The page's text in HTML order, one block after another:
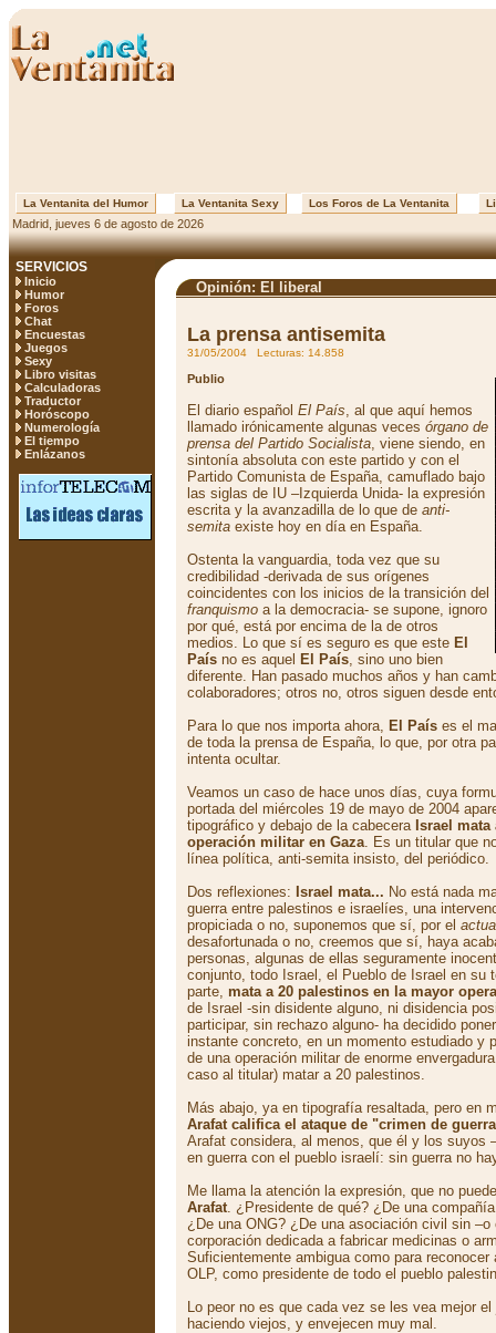
La Ventanita del Humor La Ventanita Sexy Los Foros de La Ventanita
Madrid, jueves 6 de agosto de 2026
SERVICIOS
Inicio
Humor
Foros
Chat
Encuestas
Juegos
Sexy
Libro visitas
Calculadoras
Traductor
Horóscopo
Numerología
El tiempo
Enlázanos
Opinión: El liberal
La prensa antisemita
31/05/2004 Lecturas: 14.858
Publio
El diario español El País, al que aquí hemos
llamado irónicamente algunas veces órgano de
prensa del Partido Socialista, viene siendo, en
sintonía absoluta con este partido y con el
Partido Comunista de España, camuflado bajo
las siglas de IU –Izquierda Unida- la expresión
escrita y la avanzadilla de lo que de anti-
semita existe hoy en día en España.
Ostenta la vanguardia, toda vez que su
credibilidad -derivada de sus orígenes
coincidentes con los inicios de la transición del
franquismo a la democracia- se supone, ignoro
por qué, está por encima de la de otros
medios. Lo que sí es seguro es que este El
País no es aquel El País, sino uno bien
diferente. Han pasado muchos años y han
colaboradores; otros no, otros siguen desde
Para lo que nos importa ahora, El País es el
de toda la prensa de España, lo que, por otra
intenta ocultar.
Veamos un caso de hace unos días, cuya
portada del miércoles 19 de mayo de 2004
tipográfico y debajo de la cabecera Israel
operación militar en Gaza. Es un titular que
línea política, anti-semita insisto, del periódico.
Dos reflexiones: Israel mata... No está nada
guerra entre palestinos e israelíes, una
propiciada o no, suponemos que sí, por el
desafortunada o no, creemos que sí, haya
personas, algunas de ellas seguramente
conjunto, todo Israel, el Pueblo de Israel en su
parte, mata a 20 palestinos en la mayor
de Israel -sin disidente alguno, ni disidencia
participar, sin rechazo alguno- ha decidido
instante concreto, en un momento estudiado y
de una operación militar de enorme
caso al titular) matar a 20 palestinos.
Más abajo, ya en tipografía resaltada, pero en
Arafat califica el ataque de "crimen de guerra
Arafat considera, al menos, que él y los suyos
en guerra con el pueblo israelí: sin guerra no
Me llama la atención la expresión, que no
Arafat. ¿Presidente de qué? ¿De una
¿De una ONG? ¿De una asociación civil sin
corporación dedicada a fabricar medicinas o
Suficientemente ambigua como para reconocer
OLP, como presidente de todo el pueblo
Lo peor no es que cada vez se les vea mejor el
haciendo viejos, y envejecen muy mal.